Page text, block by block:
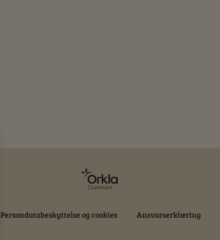
Persondatabeskyttelse og cookies Ansvarserklæring